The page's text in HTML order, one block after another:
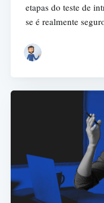
etapas do teste de
se é realmente